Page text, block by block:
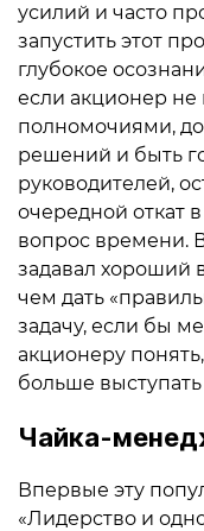
усилий и часто
запустить этот
глубокое
если акционер не
полномочиями,
решений и быть
руководителей,
очередной откат
вопрос времени.
задавал хороший
чем дать
задачу, если бы
акционеру
больше
Чайка-
Впервые эту
«Лидерство и